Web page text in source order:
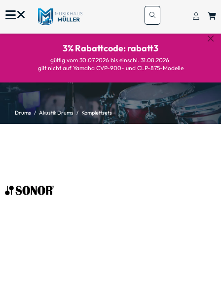
3% Rabattcode: rabatt3
gültig vom 30.07.2026 bis einschl. 31.08.2026
gilt nicht auf Yamaha CVP-900- und CLP-875-Modelle
Drums Akustik Drums Komplettsets